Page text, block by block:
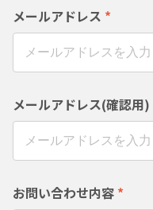
メールアドレス *
メールアドレス(確認用)
お問い合わせ内容 *